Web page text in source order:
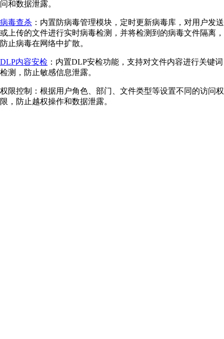
问和数据泄露。
病毒查杀 ：内置防病毒管理模块，定时更新病毒库，对用户发送
或上传的文件进行实时病毒检测，并将检测到的病毒文件隔离，
防止病毒在网络中扩散。
DLP内容安检 ：内置DLP安检功能，支持对文件内容进行关键词
检测，防止敏感信息泄露。
权限控制：根据用户角色、部门、文件类型等设置不同的访问权
限，防止越权操作和数据泄露。